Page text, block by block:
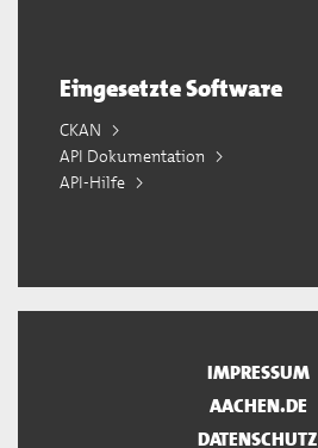
Eingesetzte Software
CKAN
API Dokumentation
API-Hilfe
IMPRESSUM
AACHEN.DE
DATENSCHUTZ